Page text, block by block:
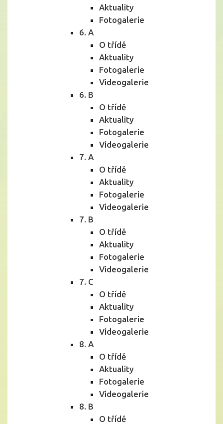
Aktuality
Fotogalerie
6. A
O třídě
Aktuality
Fotogalerie
Videogalerie
6. B
O třídě
Aktuality
Fotogalerie
Videogalerie
7. A
O třídě
Aktuality
Fotogalerie
Videogalerie
7. B
O třídě
Aktuality
Fotogalerie
Videogalerie
7. C
O třídě
Aktuality
Fotogalerie
Videogalerie
8. A
O třídě
Aktuality
Fotogalerie
Videogalerie
8. B
O třídě